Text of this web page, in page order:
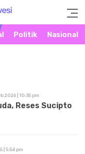
Politik Nasional
2026 | 10:35 pm
Reses Sucipto
| 5:54 pm